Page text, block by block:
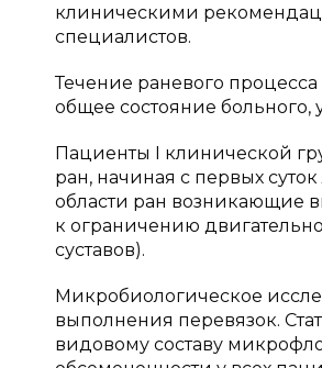
клиническими
специалистов.
Течение раневого
общее состояние
Пациенты I клинической
ран, начиная с первых
области ран возникающие
к ограничению
суставов).
Микробиологическое
выполнения перевязок.
видовому составу